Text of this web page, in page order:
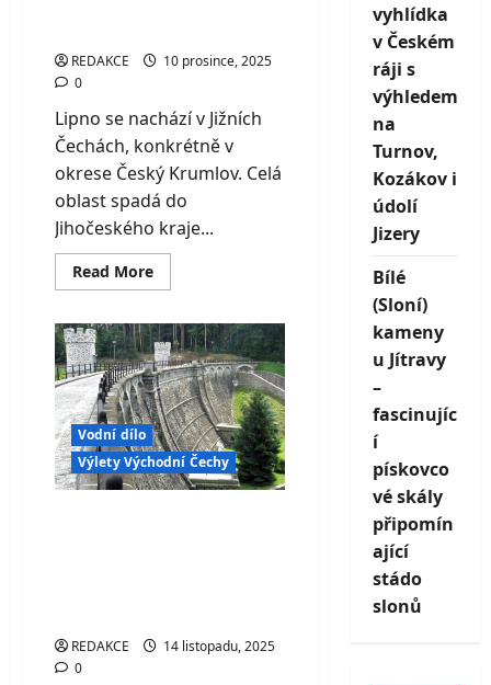
REDAKCE
10 prosince, 2025
0
Lipno se nachází v Jižních
Čechách, konkrétně v
okrese Český Krumlov. Celá
oblast spadá do
Jihočeského kraje...
Read MoreRead
more
ráj
Lipno:
nejlepší
trasy
pro
rodiny,
sportovce
i
e-
biky
Vodní dílo
Výlety Východní Čechy
REDAKCE
14 listopadu, 2025
0
vyhlídka
v Českém
ráji s
výhledem
na
Turnov,
Kozákov i
údolí
Jizery
Bílé
(Sloní)
kameny
u Jítravy
–
fascinujíc
í
pískovco
vé skály
připomín
ající
stádo
slonů